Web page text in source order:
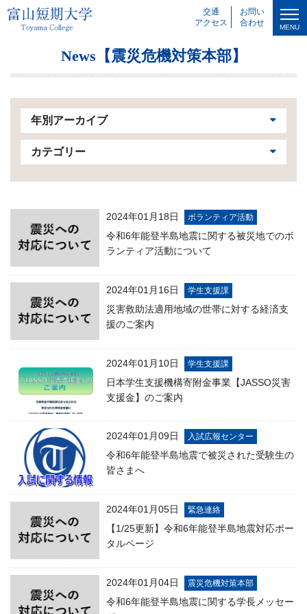
交通
アクセス
お問い
合わせ
MENU
News【震災危機対策本部】
年別アーカイブ
カテゴリー
2024年01月18日 ボランティア活動
令和6年能登半島地震に関する被災地でのボ
ランティア活動について
2024年01月16日 学生支援課
災害救助法適用地域の世帯に対する経済支
援のご案内
2024年01月10日 学生支援課
日本学生支援機構寄附金事業【JASSO災害
支援金】のご案内
2024年01月09日 入試広報センター
令和6年能登半島地震で被災された受験生の
皆さまへ
2024年01月05日 緊急連絡
【1/25更新】令和6年能登半島地震対応ポー
タルページ
2024年01月04日 震災危機対策本部
令和6年能登半島地震に関する学長メッセー